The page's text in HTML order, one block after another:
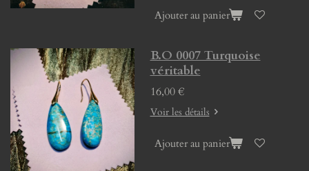
Ajouter au panier
B.O 0007 Turquoise
véritable
16,00 €
Voir les détails
Ajouter au panier